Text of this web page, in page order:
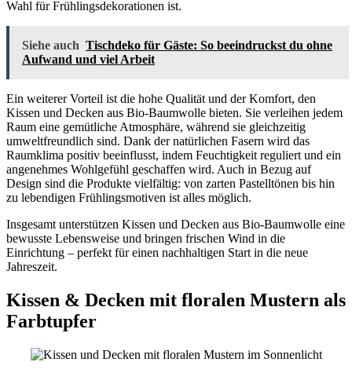
Wahl für Frühlingsdekorationen ist.
Siehe auch Tischdeko für Gäste: So beeindruckst du ohne
Aufwand und viel Arbeit
Ein weiterer Vorteil ist die hohe Qualität und der Komfort, den
Kissen und Decken aus Bio-Baumwolle bieten. Sie verleihen jedem
Raum eine gemütliche Atmosphäre, während sie gleichzeitig
umweltfreundlich sind. Dank der natürlichen Fasern wird das
Raumklima positiv beeinflusst, indem Feuchtigkeit reguliert und ein
angenehmes Wohlgefühl geschaffen wird. Auch in Bezug auf
Design sind die Produkte vielfältig: von zarten Pastelltönen bis hin
zu lebendigen Frühlingsmotiven ist alles möglich.
Insgesamt unterstützen Kissen und Decken aus Bio-Baumwolle eine
bewusste Lebensweise und bringen frischen Wind in die
Einrichtung – perfekt für einen nachhaltigen Start in die neue
Jahreszeit.
Kissen & Decken mit floralen Mustern als
Farbtupfer